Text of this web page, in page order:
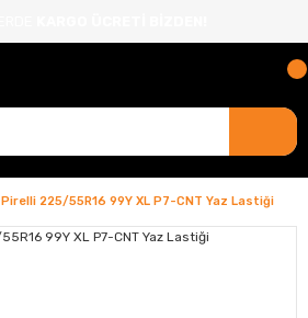
Pirelli 225/55R16 99Y XL P7-CNT Yaz Lastiği